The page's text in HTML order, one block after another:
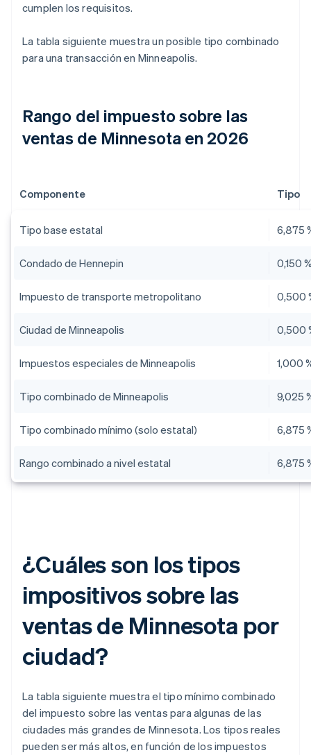
cumplen los requisitos.
La tabla siguiente muestra un posible tipo combinado
para una transacción en Minneapolis.
Rango del impuesto sobre las
ventas de Minnesota en 2026
Componente Tipo
Tipo base estatal 6,875
Condado de Hennepin 0,150
Impuesto de transporte metropolitano 0,500
Ciudad de Minneapolis 0,500
Impuestos especiales de Minneapolis 1,000
Tipo combinado de Minneapolis 9,025
Tipo combinado mínimo (solo estatal) 6,875
Rango combinado a nivel estatal 6,875
¿Cuáles son los tipos
impositivos sobre las
ventas de Minnesota por
ciudad?
La tabla siguiente muestra el tipo mínimo combinado
del impuesto sobre las ventas para algunas de las
ciudades más grandes de Minnesota. Los tipos reales
pueden ser más altos, en función de los impuestos